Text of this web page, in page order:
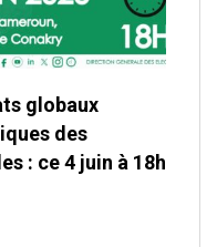
globaux
des
: ce 4 juin à 18h